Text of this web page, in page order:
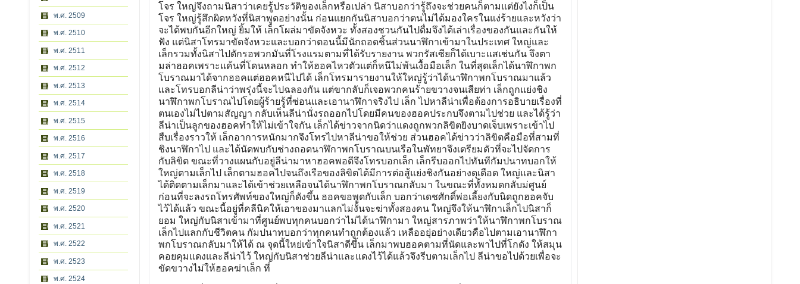
พ.ศ. 2509
พ.ศ. 2510
พ.ศ. 2511
พ.ศ. 2512
พ.ศ. 2513
พ.ศ. 2514
พ.ศ. 2515
พ.ศ. 2516
พ.ศ. 2517
พ.ศ. 2518
พ.ศ. 2519
พ.ศ. 2520
พ.ศ. 2521
พ.ศ. 2522
พ.ศ. 2523
พ.ศ. 2524
โจร ใหญ่จึงถามนิสาว่าเคยรู้ประวัติของเล็กหรือเปล่า นิสาบอกว่ารู้ถึงจะช่วยคนก็ตามแต่ยังไงก็เป็น
โจร ใหญ่รู้สึกผิดหวังที่นิสาพูดอย่างนั้น ก่อนแยกกันนิสาบอกว่าตนไม่ได้มองใครในแง่ร้ายและหวังว่า
จะได้พบกันอีกใหญ่ ยิ้มให้ เล็กโผล่มาขัดจังหวะ ทั้งสองชวนกันไปดื่มจึงได้เล่าเรื่องของกันและกันให้
ฟัง แต่นิสาโทรมาขัดจังหวะและบอกว่าตอนนี้มีนักถอดชิ้นส่วนนาฬิกาเข้ามาในประเทศ ใหญ่และ
เล็กรวมทั้งนิสาไปดักรอพวกมันที่โรงแรมตามที่ได้รับรายงาน พวกรัสเซียก็ได้เบาะแสเช่นกัน จึงตา
มล่าฮอคเพราะแค้นที่โดนหลอก ทำให้ฮอคไหวตัวแต่ก็หนีไม่พ้นเงื้อมือเล็ก ในที่สุดเล็กได้นาฬิกาพก
โบราณมาได้จากฮอคแต่ฮอคหนีไปได้ เล็กโทรมารายงานให้ใหญ่รู้ว่าได้นาฬิกาพกโบราณมาแล้ว
และโทรบอกลีน่าว่าพรุ่งนี้จะไปฉลองกัน แต่ขากลับก็เจอพวกคนร้ายขวางจนเสียท่า เล็กถูกแย่งชิง
นาฬิกาพกโบราณไปโดยผู้ร้ายรู้ที่ซ่อนและเอานาฬิกาจริงไป เล็ก ไปหาลีน่าเพื่อต้องการอธิบายเรื่องที่
ตนเองไม่ไปตามสัญญา กลับเห็นลีน่านั่งรถออกไปโดยมีคนของฮอคประกบจึงตามไปช่วย และได้รู้ว่า
ลีน่าเป็นลูกของฮอคทำให้ไม่เข้าใจกัน เล็กได้ข่าวจากนิดว่าแดงถูกพวกลิขิตยิงบาดเจ็บเพราะเข้าไป
สืบเรื่องราวให้ เล็กอาการหนักมากจึงโทรไปหาลีน่าขอให้ช่วย ส่วนฮอคได้ข่าวว่าลิขิตคือมือที่สามที่
ชิงนาฬิกาไป และได้นัดพบกับช่างถอดนาฬิกาพกโบราณบนเรือในพัทยาจึงเตรียมตัวที่จะไปจัดการ
กับลิขิต ขณะที่วางแผนกับอยู่ลีน่ามาหาฮอคพอดีจึงโทรบอกเล็ก เล็กรีบออกไปทันทีกัมปนาทบอกให้
ใหญ่ตามเล็กไป เล็กตามฮอคไปจนถึงเรือของลิขิตได้มีการต่อสู้แย่งชิงกันอย่างดุเดือด ใหญ่และนิสา
ได้ติดตามเล็กมาและได้เข้าช่วยเหลือจนได้นาฬิกาพกโบราณกลับมา ในขณะที่ทั้งหมดกลับม่ศูนย์
ก่อนที่จะลงรถโทรศัพท์ของใหญ่ก็ดังขึ้น ฮอคขอพูดกับเล็ก บอกว่าเดชศักดิ์พ่อเลี้ยงกับนิดถูกฮอคจับ
ไว้ได้แล้ว ขณะนี้อยู่ที่คลีนิคให้เอาของมาแลกไม่งั้นจะฆ่าทั้งสองคน ใหญ่จึงให้นาฬิกาเล็กไปนิสาก็
ยอม ใหญ่กับนิสาเข้ามาที่ศูนย์พบทุกคนบอกว่าไม่ได้นาฬิกามา ใหญ่สารภาพว่าให้นาฬิกาพกโบราณ
เล็กไปแลกกับชีวิตคน กัมปนาทบอกว่าทุกคนทำถูกต้องแล้ว เหลืออยุ่อย่างเดียวคือไปตามเอานาฬิกา
พกโบราณกลับมาให้ได้ ณ จุดนี้ใหย่เข้าใจนิสาดีขึ้น เล็กมาพบฮอคตามที่นัดและพาไปที่โกดัง ให้สมุน
คอยคุมแดงและลีน่าไว้ ใหญ่กับนิสาช่วยลีน่าและแดงไว้ได้แล้วจึงรีบตามเล็กไป ลีน่าขอไปด้วยเพื่อจะ
ขัดขวางไม่ให้ฮอคฆ่าเล็ก ที่